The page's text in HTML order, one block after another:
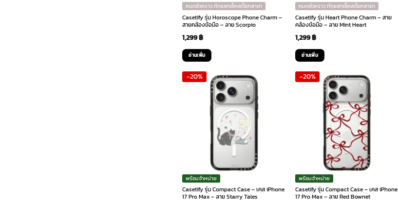
หมดชั่วคราว ทักแชทเช็คสต๊อกสาขา
Casetify รุ่น Horoscope Phone Charm –
สายคล้องข้อมือ – ลาย Scorpio
1,299฿
อ่านเพิ่ม
หมดชั่วคราว ทักแชทเช็คสต๊อกสาขา
Casetify รุ่น Heart Phone Charm – สาย
คล้องข้อมือ – ลาย Mint Heart
1,299฿
อ่านเพิ่ม
-20%
พร้อมจำหน่าย
Casetify รุ่น Compact Case – เคส iPhone
17 Pro Max – ลาย Starry Tales
-20%
พร้อมจำหน่าย
Casetify รุ่น Compact Case – เคส iPhone
17 Pro Max – ลาย Red Bownet